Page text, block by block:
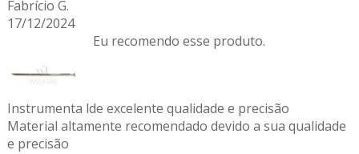
Fabrício G.
17/12/2024
Eu recomendo esse produto.
Instrumenta lde excelente qualidade e precisão
Material altamente recomendado devido a sua qualidade
e precisão